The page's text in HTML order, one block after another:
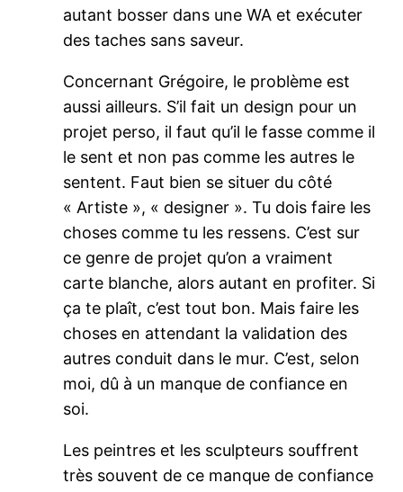
autant bosser dans une WA et exécuter
des taches sans saveur.
Concernant Grégoire, le problème est
aussi ailleurs. S’il fait un design pour un
projet perso, il faut qu’il le fasse comme il
le sent et non pas comme les autres le
sentent. Faut bien se situer du côté
« Artiste », « designer ». Tu dois faire les
choses comme tu les ressens. C’est sur
ce genre de projet qu’on a vraiment
carte blanche, alors autant en profiter. Si
ça te plaît, c’est tout bon. Mais faire les
choses en attendant la validation des
autres conduit dans le mur. C’est, selon
moi, dû à un manque de confiance en
soi.
Les peintres et les sculpteurs souffrent
très souvent de ce manque de confiance